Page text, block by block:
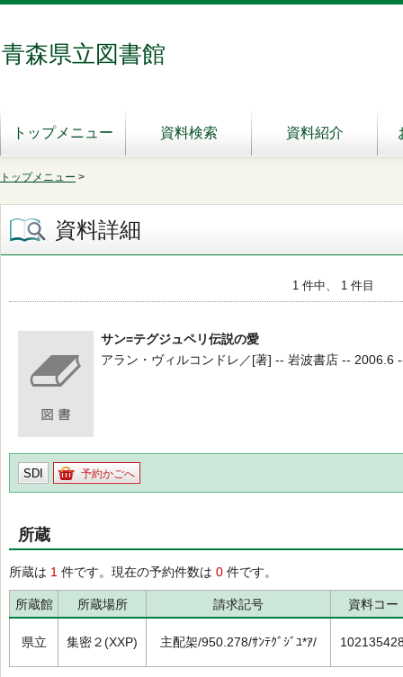
青森県立図書館
トップメニュー 資料検索 資料紹介
トップメニュー >
資料詳細
1 件中、 1 件目
サン=テグジュペリ伝説の愛
アラン・ヴィルコンドレ／[著] -- 岩波書店 -- 2006.6
SDI 予約かごへ
所蔵
所蔵は 1 件です。現在の予約件数は 0 件です。
所蔵館 所蔵場所 請求記号 資料コー
県立 集密２(XXP) 主配架/950.278/ｻﾝﾃｸﾞｼﾞﾕ*ｱ/